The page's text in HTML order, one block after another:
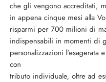
che gli vengono accreditati,
in appena cinque mesi alla
risparmi per 700 milioni di
indispensabili in momenti di
personalizzazioni l’esagerata
con
tributo individuale, oltre ad